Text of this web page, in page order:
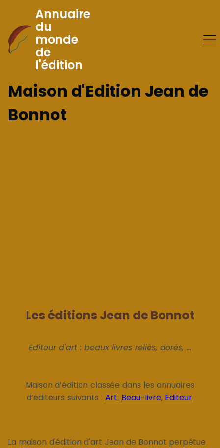
Skip
to
Content
Annuaire
du
monde
de
l'édition
Maison d'Edition Jean de
Bonnot
Les éditions Jean de Bonnot
Editeur d'art : beaux livres reliés, dorés, ...
Maison d’édition classée dans les annuaires
d’éditeurs suivants : Art, Beau-livre, Editeur.
La maison d'édition d'art Jean de Bonnot perpétue